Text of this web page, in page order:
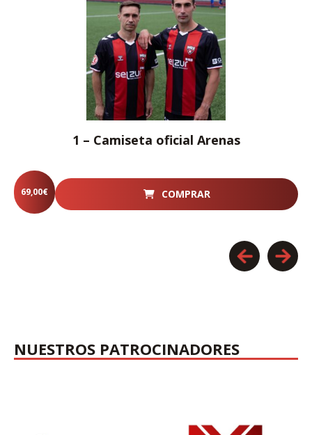
1 – Camiseta oficial Arenas
69,00€ COMPRAR
NUESTROS PATROCINADORES